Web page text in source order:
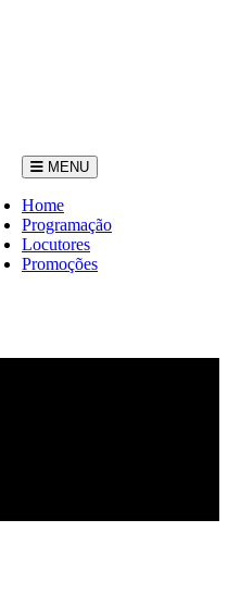
MENU
Home
Programação
Locutores
Promoções